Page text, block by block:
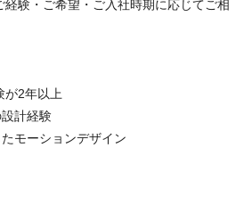
経験・ご希望・ご入社時期に応じてご相
が2年以上
計経験
モーションデザイン